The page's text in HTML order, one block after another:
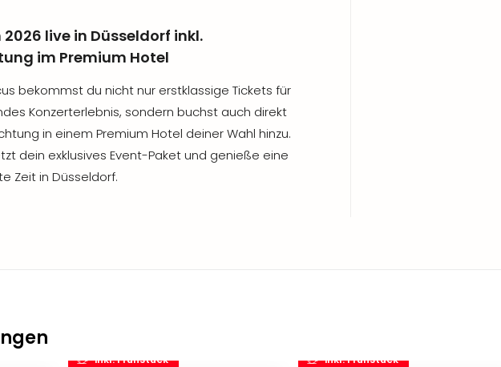
2026 live in Düsseldorf inkl.
im Premium Hotel
bekommst du nicht nur erstklassige Tickets für
Konzerterlebnis, sondern buchst auch direkt
in einem Premium Hotel deiner Wahl hinzu.
dein exklusives Event-Paket und genieße eine
Zeit in Düsseldorf.
inkl. Frühstück inkl. Frühstück